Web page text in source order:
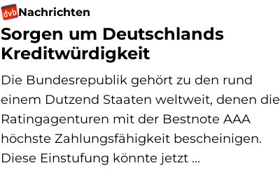
Nachrichten
Sorgen um Deutschlands
Kreditwürdigkeit
Die Bundesrepublik gehört zu den rund
einem Dutzend Staaten weltweit, denen die
Ratingagenturen mit der Bestnote AAA
höchste Zahlungsfähigkeit bescheinigen.
Diese Einstufung könnte jetzt ...